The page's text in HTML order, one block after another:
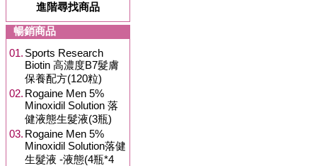
進階尋找商品
暢銷商品
01. Sports Research
Biotin 高濃度B7髮膚
保養配方(120粒)
02. Rogaine Men 5%
Minoxidil Solution 落
健液態生髮液(3瓶)
03. Rogaine Men 5%
Minoxidil Solution落健
生髮液 -液態(4瓶*4